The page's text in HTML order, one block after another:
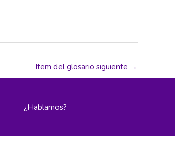
Item del glosario siguiente →
¿Hablamos?